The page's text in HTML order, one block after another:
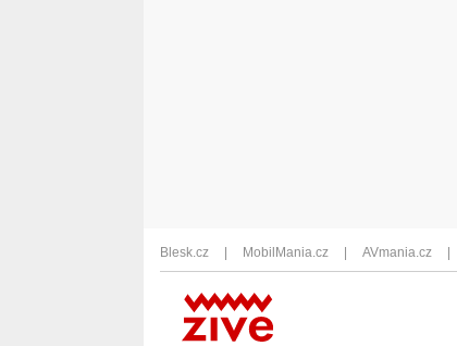
Blesk.cz MobilMania.cz AVmania.cz